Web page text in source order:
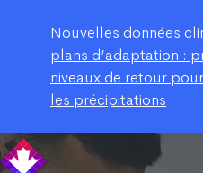
Nouvelles données
plans d’adaptation :
niveaux de retour
les précipitations